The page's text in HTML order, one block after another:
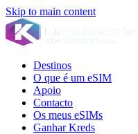
Skip to main content
Destinos
O que é um eSIM
Apoio
Contacto
Os meus eSIMs
Ganhar Kreds